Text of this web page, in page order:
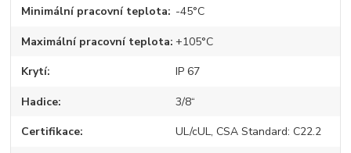
Minimální pracovní teplota -45°C
Maximální pracovní teplota +105°C
Krytí IP 67
Hadice 3/8“
Certifikace UL/cUL, CSA Standard: C22.2